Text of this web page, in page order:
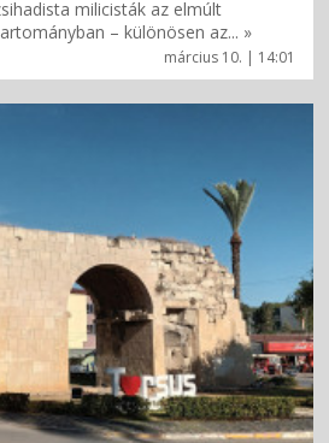
március 10. | 14:01
milicisták az elmúlt
– különösen az... »